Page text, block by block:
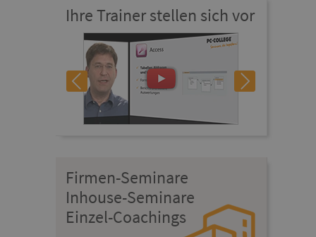
Ihre Trainer stellen sich vor
Firmen-Seminare
Inhouse-Seminare
Einzel-Coachings